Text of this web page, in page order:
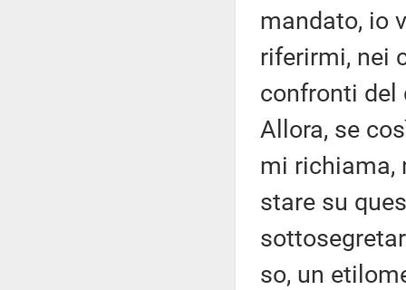
mandato, io
riferirmi, nei
confronti del
Allora, se
mi richiama,
stare su
so, un